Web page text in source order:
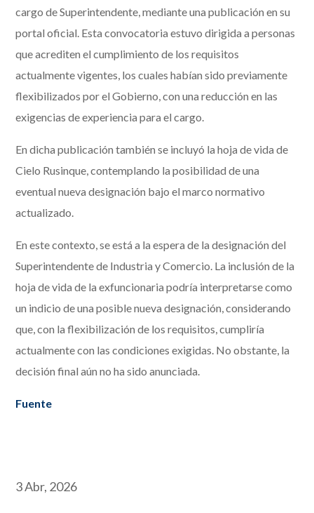
cargo de Superintendente, mediante una publicación en su
portal oficial. Esta convocatoria estuvo dirigida a personas
que acrediten el cumplimiento de los requisitos
actualmente vigentes, los cuales habían sido previamente
flexibilizados por el Gobierno, con una reducción en las
exigencias de experiencia para el cargo.
En dicha publicación también se incluyó la hoja de vida de
Cielo Rusinque, contemplando la posibilidad de una
eventual nueva designación bajo el marco normativo
actualizado.
En este contexto, se está a la espera de la designación del
Superintendente de Industria y Comercio. La inclusión de la
hoja de vida de la exfuncionaria podría interpretarse como
un indicio de una posible nueva designación, considerando
que, con la flexibilización de los requisitos, cumpliría
actualmente con las condiciones exigidas. No obstante, la
decisión final aún no ha sido anunciada.
Fuente
3 Abr, 2026